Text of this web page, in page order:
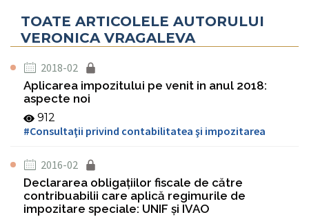
TOATE ARTICOLELE AUTORULUI
VERONICA VRAGALEVA
2018-02
Aplicarea impozitului pe venit in anul 2018:
aspecte noi
912
#Consultaţii privind contabilitatea şi impozitarea
2016-02
Declararea obligaţiilor fiscale de către
contribuabilii care aplică regimurile de
impozitare speciale: UNIF şi IVAO